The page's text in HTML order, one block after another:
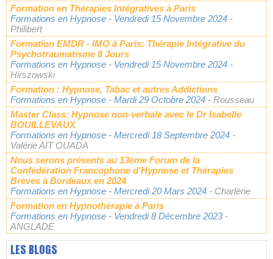
Formation en Thérapies Intégratives à Paris
Formations en Hypnose - Vendredi 15 Novembre 2024 -
Philibert
Formation EMDR - IMO à Paris: Thérapie Intégrative du
Psychotraumatisme 8 Jours
Formations en Hypnose - Vendredi 15 Novembre 2024 -
Hirszowski
Formation : Hypnose, Tabac et autres Addictions
Formations en Hypnose - Mardi 29 Octobre 2024 - Rousseau
Master Class: Hypnose non-verbale avec le Dr Isabelle
BOUILLEVAUX
Formations en Hypnose - Mercredi 18 Septembre 2024 -
Valérie AÏT OUADA
Nous serons présents au 13ème Forum de la
Confédération Francophone d'Hypnose et Thérapies
Brèves à Bordeaux en 2024
Formations en Hypnose - Mercredi 20 Mars 2024 - Charlène
Formation en Hypnothérapie à Paris
Formations en Hypnose - Vendredi 8 Décembre 2023 -
ANGLADE
LES BLOGS